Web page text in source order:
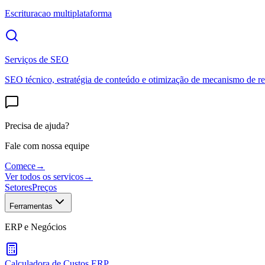
Escrituracao multiplataforma
Serviços de SEO
SEO técnico, estratégia de conteúdo e otimização de mecanismo de
Precisa de ajuda?
Fale com nossa equipe
Comece→
Ver todos os servicos→
SetoresPreços
Ferramentas
ERP e Negócios